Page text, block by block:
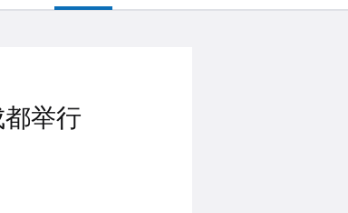
举行